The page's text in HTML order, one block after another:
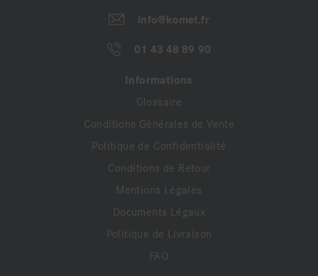
info@komet.fr
01 43 48 89 90
Informations
Glossaire
Conditions Générales de Vente
Politique de Confidentialité
Conditions de Retour
Mentions Légales
Documents Légaux
Politique de Livraison
FAQ